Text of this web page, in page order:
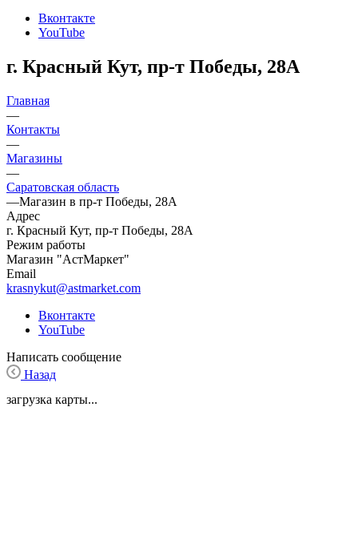
Вконтакте
YouTube
г. Красный Кут, пр-т Победы, 28А
Главная
—
Контакты
—
Магазины
—
Саратовская область
—Магазин в пр-т Победы, 28А
Адрес
г. Красный Кут, пр-т Победы, 28А
Режим работы
Магазин "АстМаркет"
Email
krasnykut@astmarket.com
Вконтакте
YouTube
Написать сообщение
Назад
загрузка карты...